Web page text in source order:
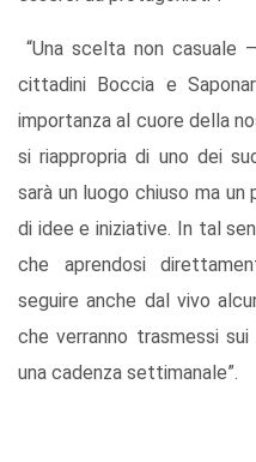
“Una scelta non casuale
cittadini Boccia e
importanza al cuore della
si riappropria di uno dei
sarà un luogo chiuso ma
di idee e iniziative. In tal
che aprendosi
seguire anche dal vivo
che verranno trasmessi
una cadenza settimanale”.